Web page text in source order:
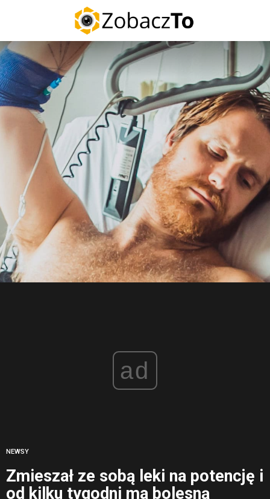
ad
NEWSY
Zmieszał ze sobą leki na potencję i
od kilku tygodni ma bolesną